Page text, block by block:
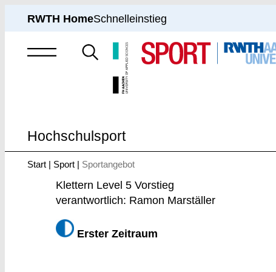
RWTH HomeSchnelleinstieg
Suche
nach
Hochschulsport
hier:
Start Sport Sportangebot
Klettern Level 5 Vorstieg
verantwortlich: Ramon Marställer
Erster Zeitraum